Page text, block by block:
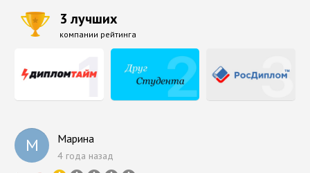
М Марина
4 года назад
3 лучших
компании рейтинга